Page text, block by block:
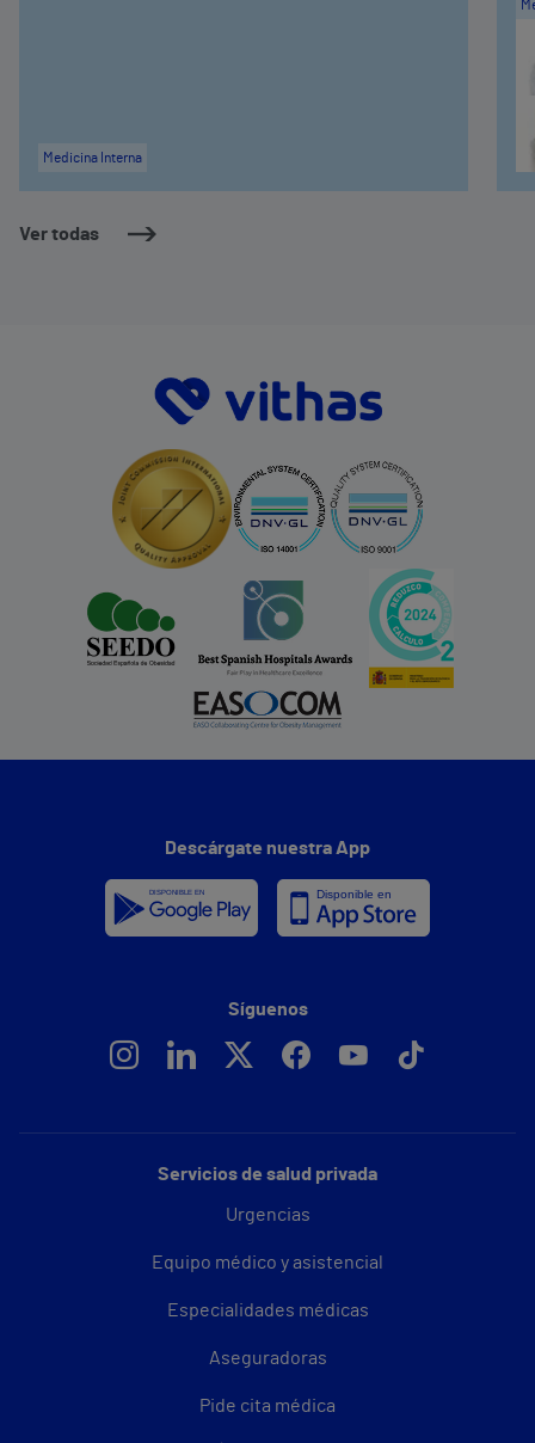
Ver todas
Medicina Interna
Servicios de salud privada
Urgencias
Equipo médico y asistencial
Especialidades médicas
Aseguradoras
Pide cita médica
Descárgate nuestra App
Síguenos